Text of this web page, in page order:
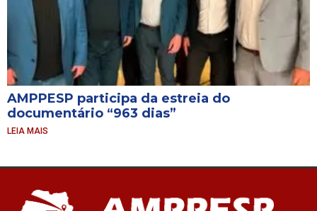
AMPPESP participa da estreia do
documentário “963 dias”
LEIA MAIS